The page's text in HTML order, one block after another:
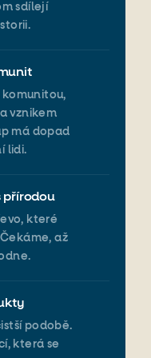
sdílejí
komunitou,
vznikem
má dopad
lidi.
přírodou
které
až
podobě.
která se